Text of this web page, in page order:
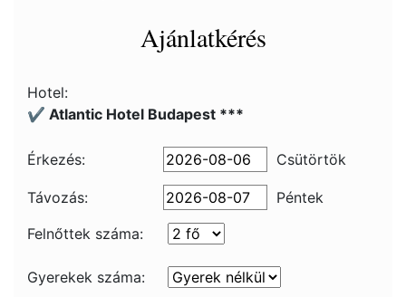
Ajánlatkérés
Hotel:
✔️ Atlantic Hotel Budapest ***
Érkezés: Csütörtök
Távozás:
Péntek
Felnőttek száma:
Gyerekek száma: